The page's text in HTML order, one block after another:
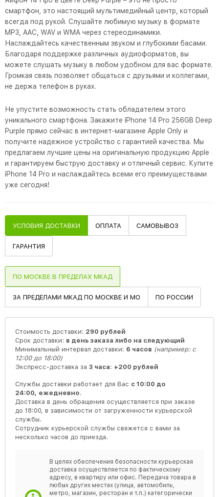
смартфон, это настоящий мультимедийный центр, который
всегда под рукой. Слушайте любимую музыку в формате
MP3, AAC, WAV и WMA через стереодинамики.
Наслаждайтесь качественным звуком и глубокими басами.
Благодаря поддержке различных аудиоформатов, вы
можете слушать музыку в любом удобном для вас формате.
Громкая связь позволяет общаться с друзьями и коллегами,
не держа телефон в руках.
Не упустите возможность стать обладателем этого
уникального смартфона. Закажите iPhone 14 Pro 256GB Deep
Purple прямо сейчас в интернет-магазине Apple Only и
получите надежное устройство с гарантией качества. Мы
предлагаем лучшие цены на оригинальную продукцию Apple
и гарантируем быструю доставку и отличный сервис. Купите
iPhone 14 Pro и наслаждайтесь всеми его преимуществами
уже сегодня!
УСЛОВИЯ ДОСТАВКИ ОПЛАТА САМОВЫВОЗ
ГАРАНТИЯ
ПО МОСКВЕ В ПРЕДЕЛАХ МКАД
ЗА ПРЕДЕЛАМИ МКАД ПО МОСКВЕ И МО ПО РОССИИ
Стоимость доставки: 290 рублей
Срок доставки: в день заказа либо на следующий
Минимальный интервал доставки: 6 часов (например: с
12:00 до 18:00)
Экспресс-доставка за 3 часа: +200 рублей
Службы доставки работает для Вас с 10:00 до
24:00, ежедневно.
Доставка в день обращения осуществляется при заказе
до 18:00, в зависимости от загруженности курьерской
службы.
Сотрудник курьерской службы свяжется с вами за
несколько часов до приезда.
В целях обеспечения безопасности курьерская
доставка осуществляется по фактическому
адресу, в квартиру или офис. Передача товара в
любых других местах (улица, автомобиль,
метро, магазин, ресторан и т.п.) категорически